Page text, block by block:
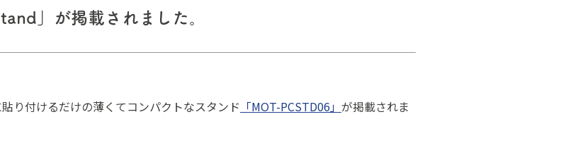
」が掲載されました。
り付けるだけの薄くてコンパクトなスタンド 「MOT-PCSTD06」 が掲載されま